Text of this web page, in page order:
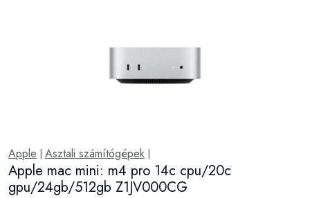
Apple | Asztali számítógépek |
Apple mac mini: m4 pro 14c cpu/20c
gpu/24gb/512gb Z1JV000CG